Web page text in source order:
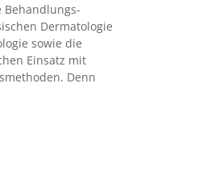
Behandlungs­
Derma­tologie
sowie die
Einsatz mit
Denn